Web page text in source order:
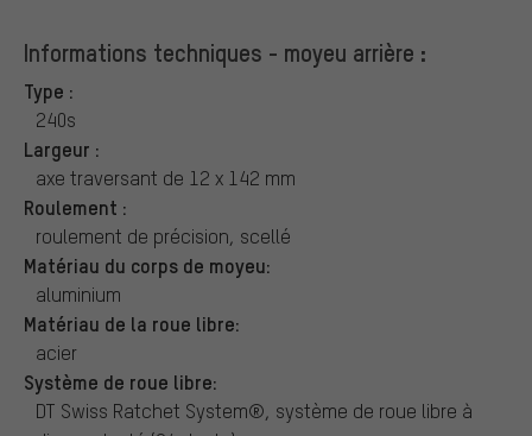
Informations techniques - moyeu arrière :
Type :
240s
Largeur :
axe traversant de 12 x 142 mm
Roulement :
roulement de précision, scellé
Matériau du corps de moyeu:
aluminium
Matériau de la roue libre:
acier
Système de roue libre:
DT Swiss Ratchet System®, système de roue libre à